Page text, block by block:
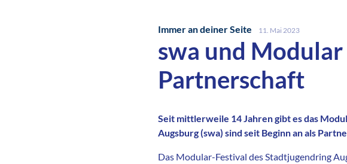
Immer an deiner Seite 11. Mai 2023
swa und
Partnerschaft
Seit mittlerweile 14 Jahren gibt es das
Augsburg (swa) sind seit Beginn an als
Das Modular-Festival des Stadtjugendring